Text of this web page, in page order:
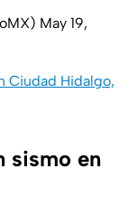
May 19,
Ciudad Hidalgo,
sismo en